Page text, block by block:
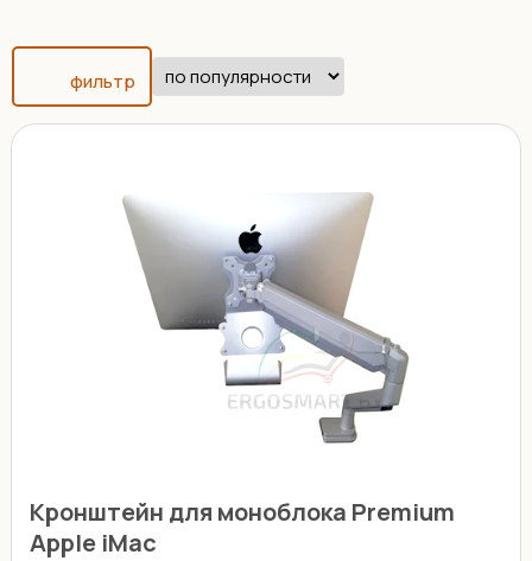
фильтр
Кронштейн для моноблока Premium
Apple iMac